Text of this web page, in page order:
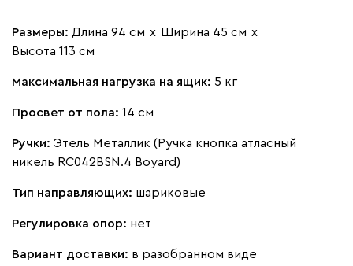
Размеры: Длина 94 см х Ширина 45 см х
Высота 113 см
Максимальная нагрузка на ящик: 5 кг
Просвет от пола: 14 см
Ручки: Этель Металлик (Ручка кнопка атласный
никель RC042BSN.4 Boyard)
Тип направляющих: шариковые
Регулировка опор: нет
Вариант доставки: в разобранном виде